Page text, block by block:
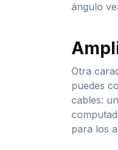
ángulo
Otra
puedes
cables:
para los